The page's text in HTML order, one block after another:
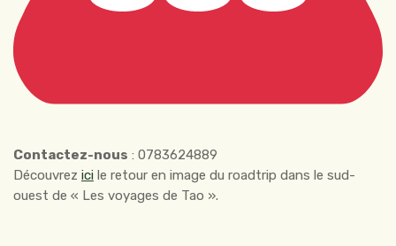
Contactez-nous : 0783624889
Découvrez ici le retour en image du roadtrip dans le sud-
ouest de « Les voyages de Tao ».